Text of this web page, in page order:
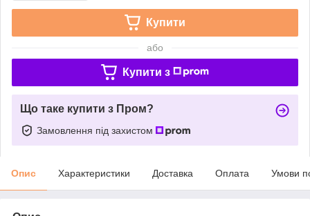
Купити
або
Купити з
Що таке купити з Пром?
Замовлення під захистом
Опис Характеристики Доставка Оплата Умови